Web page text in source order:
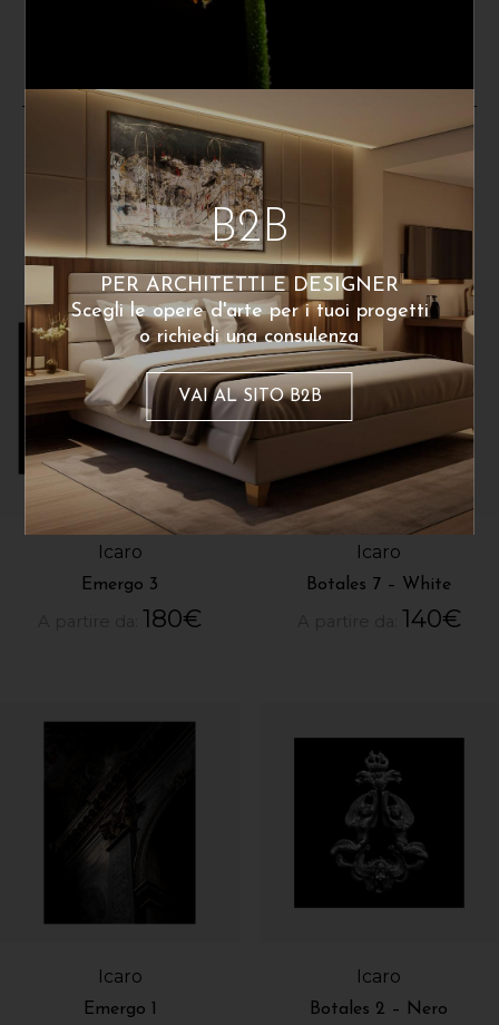
Dello stesso artista
Icaro
Emergo 3
180€
Icaro
Botales 7 – White
140€
Icaro
Emergo 1
Icaro
Botales 2 – Nero
B2B
PER ARCHITETTI E DESIGNER
Scegli le opere d'arte per i tuoi progetti
o richiedi una consulenza
VAI AL SITO B2B